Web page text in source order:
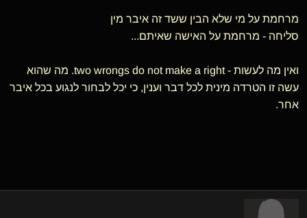
מרחמת על מי שלא הבין ששד זה איבר מין
סליחה - מרחמת על האישה שאיתם...
ואין מה לעשות - two wrongs do not make a right. מה שהוא
עשה זו הטרדה מינית לכל דבר וענין, כי יכל לבחור לנגוע בכל איבר
אחר.